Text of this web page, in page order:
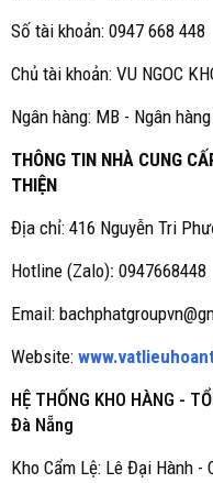
Số tài khoản: 0947 668 448
Chủ tài khoản: VU NGOC
Ngân hàng: MB - Ngân
THÔNG TIN NHÀ CUNG
THIỆN
Địa chỉ: 416 Nguyễn Tri
Hotline (Zalo): 0947668448
Email:
Website:
HỆ THỐNG KHO HÀNG -
Đà Nẵng
Kho Cẩm Lệ: Lê Đại Hành -